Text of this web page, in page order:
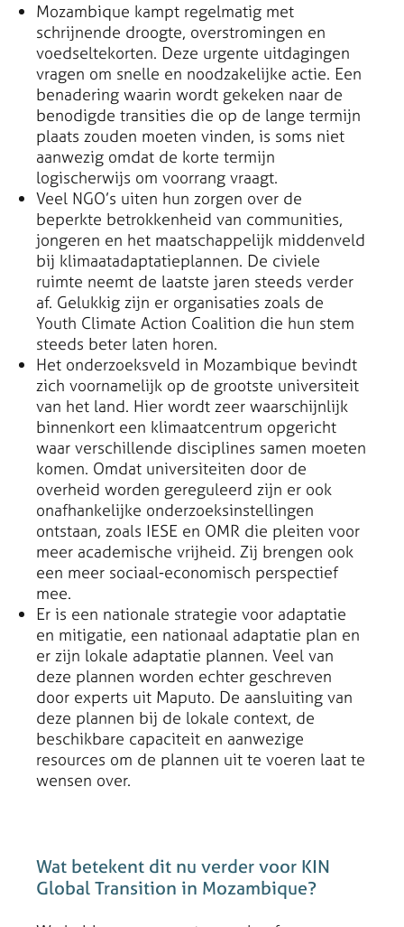
Mozambique kampt regelmatig met
schrijnende droogte, overstromingen en
voedseltekorten. Deze urgente uitdagingen
vragen om snelle en noodzakelijke actie. Een
benadering waarin wordt gekeken naar de
benodigde transities die op de lange termijn
plaats zouden moeten vinden, is soms niet
aanwezig omdat de korte termijn
logischerwijs om voorrang vraagt.
Veel NGO’s uiten hun zorgen over de
beperkte betrokkenheid van communities,
jongeren en het maatschappelijk middenveld
bij klimaatadaptatieplannen. De civiele
ruimte neemt de laatste jaren steeds verder
af. Gelukkig zijn er organisaties zoals de
Youth Climate Action Coalition die hun stem
steeds beter laten horen.
Het onderzoeksveld in Mozambique bevindt
zich voornamelijk op de grootste universiteit
van het land. Hier wordt zeer waarschijnlijk
binnenkort een klimaatcentrum opgericht
waar verschillende disciplines samen moeten
komen. Omdat universiteiten door de
overheid worden gereguleerd zijn er ook
onafhankelijke onderzoeksinstellingen
ontstaan, zoals IESE en OMR die pleiten voor
meer academische vrijheid. Zij brengen ook
een meer sociaal-economisch perspectief
mee.
Er is een nationale strategie voor adaptatie
en mitigatie, een nationaal adaptatie plan en
er zijn lokale adaptatie plannen. Veel van
deze plannen worden echter geschreven
door experts uit Maputo. De aansluiting van
deze plannen bij de lokale context, de
beschikbare capaciteit en aanwezige
resources om de plannen uit te voeren laat te
wensen over.
Wat betekent dit nu verder voor KIN
Global Transition in Mozambique?